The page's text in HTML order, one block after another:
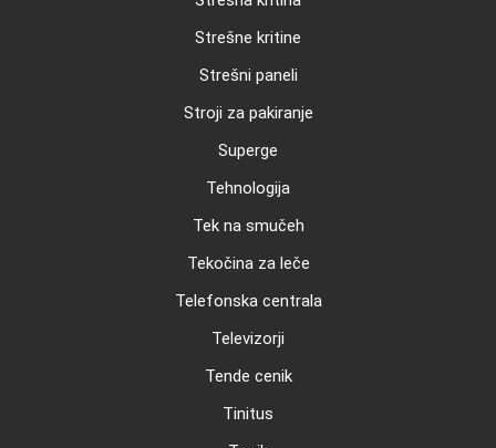
Strešne kritine
Strešni paneli
Stroji za pakiranje
Superge
Tehnologija
Tek na smučeh
Tekočina za leče
Telefonska centrala
Televizorji
Tende cenik
Tinitus